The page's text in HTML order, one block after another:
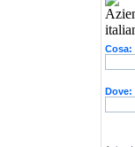
Cosa:
Dove: